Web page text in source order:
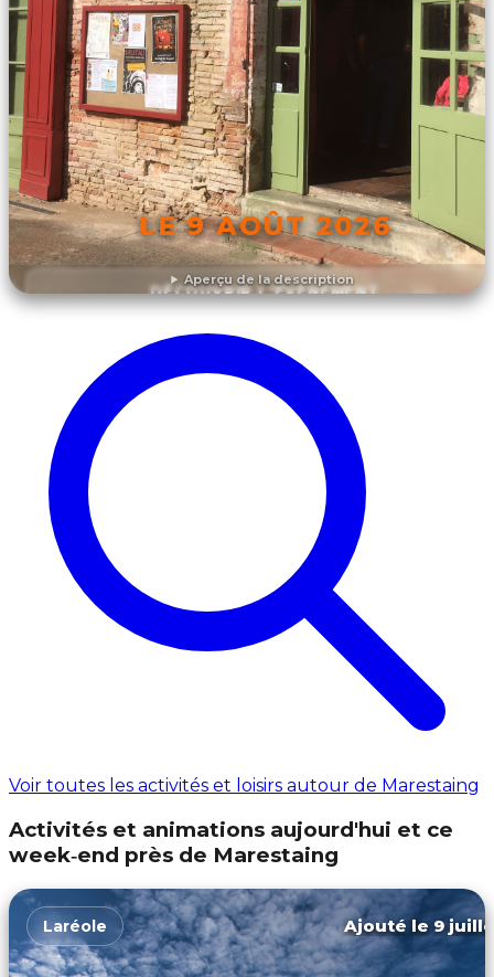
Aperçu de la description
LE 9 AOÛT 2026
DÉCOUVRIR L'ÉVÉNEMENT
Voir toutes les activités et loisirs autour de Marestaing
Activités et animations aujourd'hui et ce
week‑end près de Marestaing
Laréole Ajouté le 9